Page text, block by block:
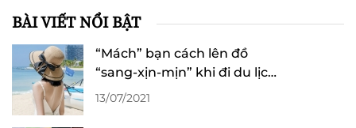
BÀI VIẾT NỔI BẬT
“Mách” bạn cách lên đồ
“sang-xịn-mịn” khi đi du lịch
Hạ Long
13/07/2021